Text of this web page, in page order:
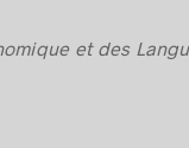
et des